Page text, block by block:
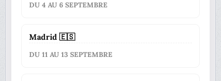
DU 4 AU 6 SEPTEMBRE
Madrid 🇪🇸
DU 11 AU 13 SEPTEMBRE